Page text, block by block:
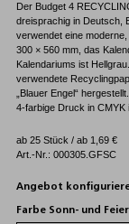
Der Budget 4
dreisprachig in Deutsch,
verwendet eine
300 × 560 mm, das
Kalendariums ist
verwendete
„Blauer Engel“
4-farbige Druck in CMYK
ab 25 Stück / ab 1,69 €
Art.-Nr.: 000305.GFSC
Angebot
Farbe Sonn- und